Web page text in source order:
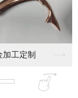
东莞LED压力铸造